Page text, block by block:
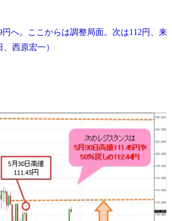
へ。ここからは調整局面。次は112円、来
西原宏一）